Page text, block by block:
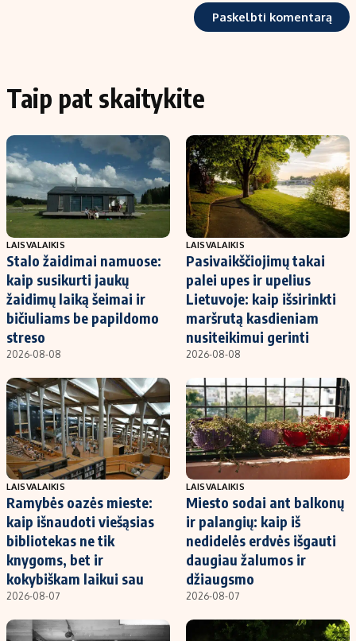
Taip pat skaitykite
LAISVALAIKIS
Stalo žaidimai namuose:
kaip susikurti jaukų
žaidimų laiką šeimai ir
bičiuliams be papildomo
streso
2026-08-08
LAISVALAIKIS
Pasivaikščiojimų takai
palei upes ir upelius
Lietuvoje: kaip išsirinkti
maršrutą kasdieniam
nusiteikimui gerinti
2026-08-08
LAISVALAIKIS
Ramybės oazės mieste:
kaip išnaudoti viešąsias
bibliotekas ne tik
knygoms, bet ir
kokybiškam laikui sau
2026-08-07
LAISVALAIKIS
Miesto sodai ant balkonų
ir palangių: kaip iš
nedidelės erdvės išgauti
daugiau žalumos ir
džiaugsmo
2026-08-07